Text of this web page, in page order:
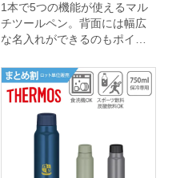
1本で5つの機能が使えるマル
チツールペン。背面には幅広
な名入れができるのもポイン